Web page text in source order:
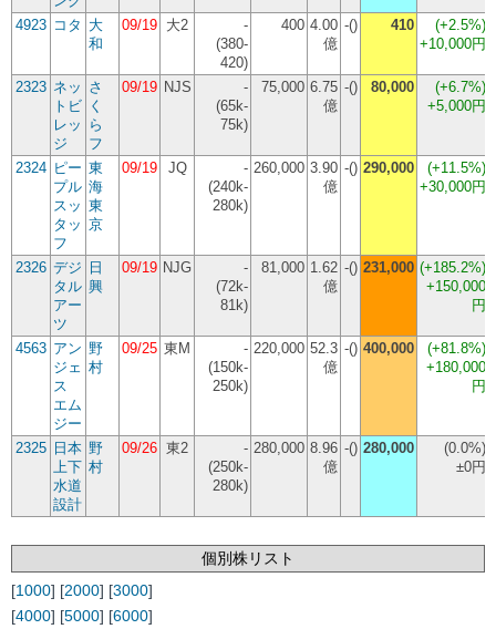
4923 コタ 大
和
09/19 大2
-
(380-
420)
400 4.00
億
-() 410 (+2.5%)
+10,000円
2323 ネッ
トビ
レッ
ジ
さ
く
ら
フ
09/19 NJS
-
(65k-
75k)
75,000 6.75
億
-() 80,000 (+6.7%)
+5,000円
2324 ピー
プル
スッ
タッ
フ
東
海
東
京
09/19 JQ
-
(240k-
280k)
260,000 3.90
億
-() 290,000 (+11.5%)
+30,000円
2326 デジ
タル
アー
ツ
日
興
09/19 NJG
-
(72k-
81k)
81,000 1.62
億
-() 231,000 (+185.2%)
+150,000
円
4563 アン
ジェ
ス
エム
ジー
野
村
09/25 東M
-
(150k-
250k)
220,000 52.3
億
-() 400,000 (+81.8%)
+180,000
円
2325 日本
上下
水道
設計
野
村
09/26 東2
-
(250k-
280k)
280,000 8.96
億
-() 280,000 (0.0%)
±0円
個別株リスト
[1000] [2000] [3000]
[4000] [5000] [6000]